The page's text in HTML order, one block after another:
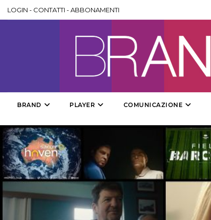
LOGIN - CONTATTI -ABBONAMENTI
BRAND PLAYER COMUNICAZIONE